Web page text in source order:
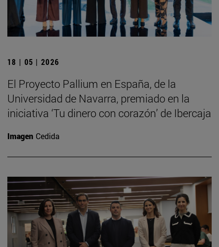
18 | 05 | 2026
El Proyecto Pallium en España, de la
Universidad de Navarra, premiado en la
iniciativa ‘Tu dinero con corazón’ de Ibercaja
Imagen Cedida